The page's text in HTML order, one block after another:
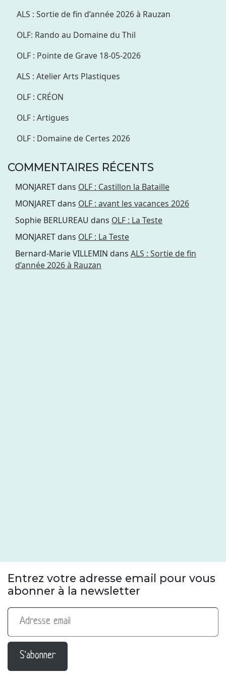
ALS : Sortie de fin d’année 2026 à Rauzan
OLF: Rando au Domaine du Thil
OLF : Pointe de Grave 18-05-2026
ALS : Atelier Arts Plastiques
OLF : CRÉON
OLF : Artigues
OLF : Domaine de Certes 2026
COMMENTAIRES RÉCENTS
MONJARETdans OLF : Castillon la Bataille
MONJARETdans OLF : avant les vacances 2026
Sophie BERLUREAU dans OLF : La Teste
MONJARETdans OLF : La Teste
Bernard-Marie VILLEMIN dans ALS : Sortie de fin
d’année 2026 à Rauzan
Entrez votre adresse email pour vous
abonner à la newsletter
Adresse email
S'abonner